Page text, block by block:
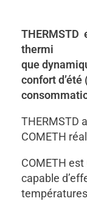
THERMSTD
thermi
que
confort
THERMSTD
COMETH
COMETH
capable